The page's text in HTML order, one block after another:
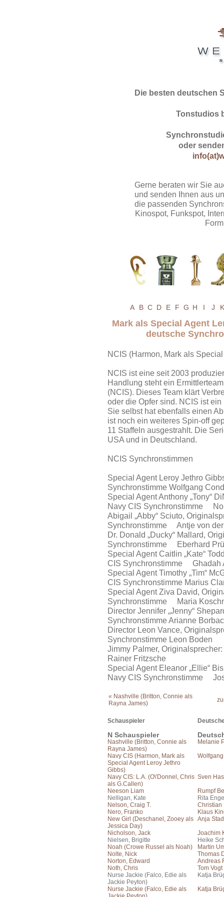
Die besten deutschen
Tonstudios
oder
Gerne beraten wir Sie
und senden Ihnen aus
die passenden
Kinospot, Funkspot,
A B C D E F G H I J K
Mark als Special Agent
deutsche
NCIS (Harmon, Mark als
NCIS ist eine seit 2003
Handlung steht ein
(NCIS). Dieses Team klärt
oder die Opfer sind. NCIS ist
Sie selbst hat ebenfalls einen
ist noch ein weiteres Spin-off
11 Staffeln ausgestrahlt. Die
USA und in Deutschland.
NCIS Synchronstimmen
Special Agent Leroy Jethro
Synchronstimme Wolfgang
Special Agent Anthony „Tony“
Navy CIS Synchronstimme
Abigail „Abby“ Sciuto,
Synchronstimme Antje von der
Dr. Donald „Ducky“ Mallard,
Synchronstimme Eberhard
Special Agent Caitlin „Kate“
CIS Synchronstimme Ghadah
Special Agent Timothy „Tim“
CIS Synchronstimme Marius
Special Agent Ziva David,
Synchronstimme Maria
Director Jennifer „Jenny“
Synchronstimme Arianne
Director Leon Vance,
Synchronstimme Leon Boden
Jimmy Palmer,
Rainer Fritzsche
Special Agent Eleanor „Ellie“
Navy CIS Synchronstimme
« Nashville (Britton, Connie als
Rayna James)
Schauspieler
N Schauspieler
Nashville (Britton, Connie als
Rayna James)
Melanie
Navy CIS (Harmon, Mark als
Special Agent Leroy Jethro
Gibbs)
Navy CIS: L.A. (O\'Donnel, Chris
als G.Callen)
Sven
Neeson Liam
Rumpf
Nelligan, Kate
Rita
Nelson, Craig T.
Christian
Nero, Franko
Klaus
New Girl (Deschanel, Zooey als
Jessica Day)
Anja
Nicholson, Jack
Joachim
Nielsen, Brigitte
Heike
Noah (Crowe Russel als Noah)
Martin
Nolte, Nick
Thomas
Norton, Edward
Andreas
Noth, Chris
Tom Vogt
Nurse Jackie (Falco, Edie als
Jackie Peyton)
Katja
Nurse Jackie (Falco, Edie als
Katja